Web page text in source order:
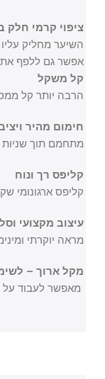
ציפוי קרמי חלק
השיער מחליק עליו
אפשר גם ללפף את
קל משקל
הרבה יותר קל
חימום מהיר ויציב
מתחמם תוך שניות
קליפס רך ונוח
קליפס ארגונומי שקל
עיצוב מקצועי וסליק
מראה יוקרתי
מקל ארוך – לשימוש
מאפשר לעבוד על